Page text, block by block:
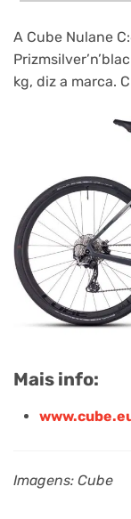
A Cube Nulane
kg, diz a marca.
Mais info:
Imagens: Cube